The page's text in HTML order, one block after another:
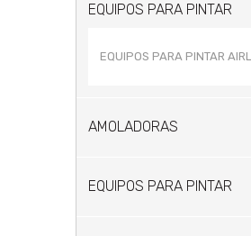
EQUIPOS PARA PINTAR
EQUIPOS PARA PINTAR
AMOLADORAS
EQUIPOS PARA PINTAR